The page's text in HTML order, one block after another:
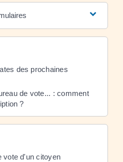
des prochaines
de vote... : comment
?
vote d'un citoyen